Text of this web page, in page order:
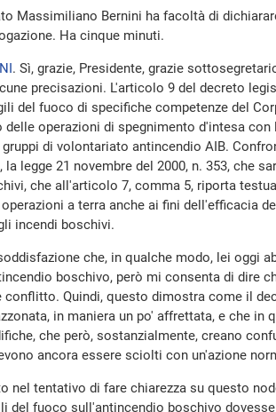
Massimiliano Bernini ha facoltà di
Ha cinque minuti.
. Sì, grazie, Presidente, grazie
precisazioni. L'articolo 9 del decreto
del fuoco di specifiche competenze del
operazioni di spegnimento d'intesa con
di volontariato antincendio AIB.
legge 21 novembre del 2000, n. 353, che
che all'articolo 7, comma 5, riporta
a terra anche ai fini dell'efficacia
incendi boschivi.
che, in qualche modo, lei oggi
boschivo, però mi consenta di dire
conflitto. Quindi, questo dimostra come il
in maniera un po' affrettata, e che in
che però, sostanzialmente, creano
ancora essere sciolti con un'azione
nel tentativo di fare chiarezza su questo
del fuoco sull'antincendio boschivo